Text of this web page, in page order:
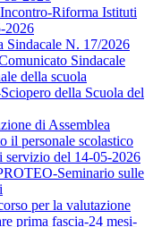
Riforma Istituti
2026
Sindacale N. 17/2026
Sindacale
della scuola
della Scuola del
di Assemblea
il personale scolastico
servizio del 14-05-2026
Seminario sulle
per la valutazione
prima fascia-24 mesi-